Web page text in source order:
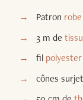
Patron robe
3 m de
fil
cônes